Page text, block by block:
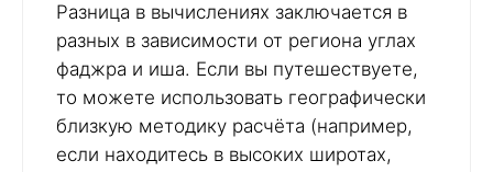
Разница в вычислениях заключается в
разных в зависимости от региона углах
фаджра и иша. Если вы путешествуете,
то можете использовать географически
близкую методику расчёта (например,
если находитесь в высоких широтах,